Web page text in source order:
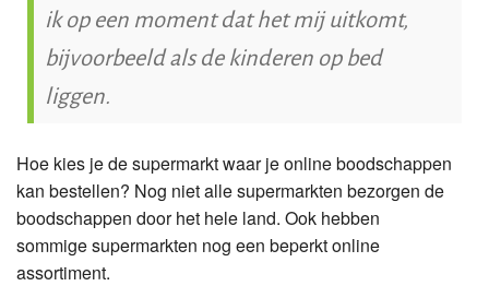
ik op een moment dat het mij uitkomt,
bijvoorbeeld als de kinderen op bed
liggen.
Hoe kies je de supermarkt waar je online boodschappen
kan bestellen? Nog niet alle supermarkten bezorgen de
boodschappen door het hele land. Ook hebben
sommige supermarkten nog een beperkt online
assortiment.